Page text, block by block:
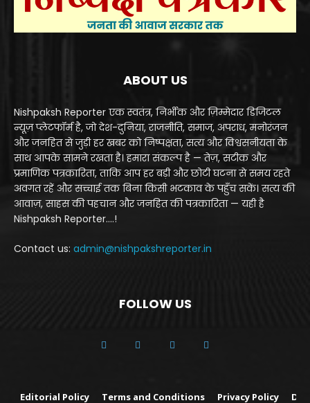
ABOUT US
Nishpaksh Reporter एक स्वतंत्र, निर्भीक और ज़िम्मेदार डिजिटल
न्यूज़ प्लेटफॉर्म है, जो देश-दुनिया, राजनीति, समाज, अपराध, मनोरंजन
और जनहित से जुड़ी हर खबर को निष्पक्षता, सत्य और विश्वसनीयता के
साथ आपके सामने रखता है। हमारा संकल्प है — तेज़, सटीक और
प्रमाणिक पत्रकारिता, ताकि आप हर बड़ी और छोटी घटना से समय रहते
अवगत रहें और सच्चाई तक बिना किसी भटकाव के पहुँच सकें। सत्य की
आवाज़, साहस की पहचान और जनहित की पत्रकारिता — यही है
Nishpaksh Reporter....!
Contact us: admin@nishpakshreporter.in
FOLLOW US
Editorial Policy Terms and Conditions Privacy Policy